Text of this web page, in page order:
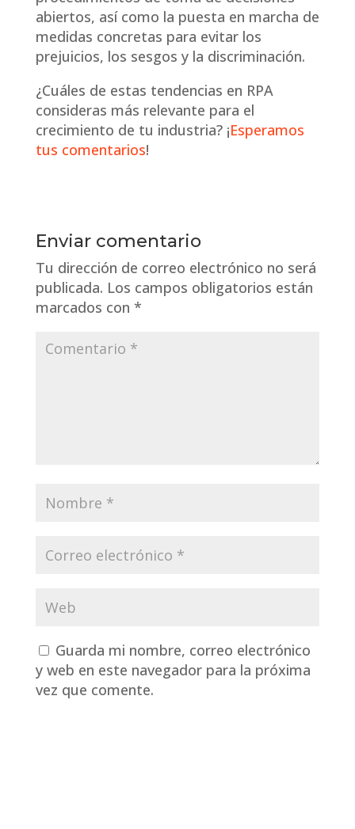
abiertos, así como la puesta en marcha de
medidas concretas para evitar los
prejuicios, los sesgos y la discriminación.
¿Cuáles de estas tendencias en RPA
consideras más relevante para el
crecimiento de tu industria? ¡Esperamos
tus comentarios!
Enviar comentario
Tu dirección de correo electrónico no será
publicada. Los campos obligatorios están
marcados con *
Guarda mi nombre, correo electrónico
y web en este navegador para la próxima
vez que comente.